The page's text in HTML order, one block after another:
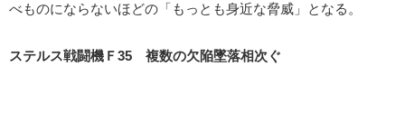
べものにならないほどの「もっとも身近な脅威」となる。
ステルス戦闘機Ｆ35 複数の欠陥墜落相次ぐ